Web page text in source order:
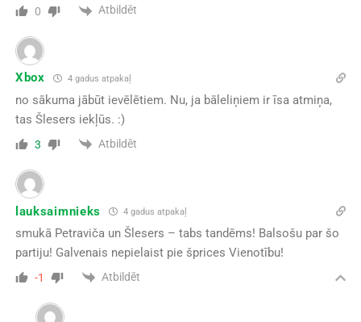
0 Atbildēt
Xbox 4 gadus atpakaļ
no sākuma jābūt ievēlētiem. Nu, ja bāleliņiem ir īsa atmiņa,
tas Šlesers iekļūs. :)
3 Atbildēt
lauksaimnieks 4 gadus atpakaļ
smukā Petraviča un Šlesers – tabs tandēms! Balsošu par šo
partiju! Galvenais nepielaist pie šprices Vienotību!
-1 Atbildēt